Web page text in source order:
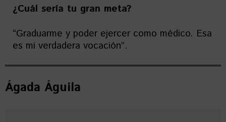
¿Cuál sería tu gran meta?
“Graduarme y poder ejercer como médico. Esa
es mi verdadera vocación”.
Ágada Águila